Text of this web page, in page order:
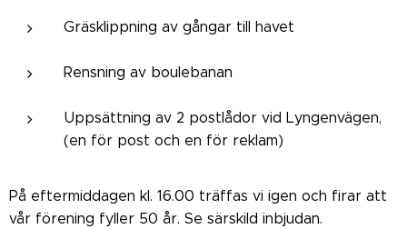
Gräsklippning av gångar till havet
Rensning av boulebanan
Uppsättning av 2 postlådor vid Lyngenvägen,
(en för post och en för reklam)
På eftermiddagen kl. 16.00 träffas vi igen och firar att
vår förening fyller 50 år. Se särskild inbjudan.